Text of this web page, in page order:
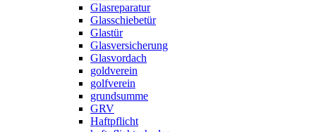
Glasreparatur
Glasschiebetür
Glastür
Glasversicherung
Glasvordach
goldverein
golfverein
grundsumme
GRV
Haftpflicht